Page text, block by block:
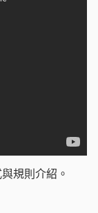
規則介紹。